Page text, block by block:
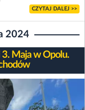
CZYTAJ DALEJ >>
2024
Maja w Opolu.